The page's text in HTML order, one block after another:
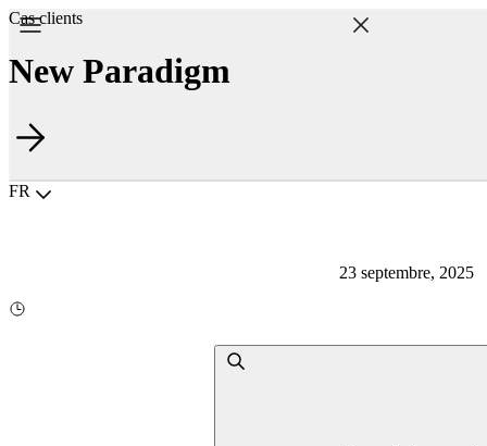
Choisir la langue
FR
Cas clients
New Paradigm
23 septembre, 2025